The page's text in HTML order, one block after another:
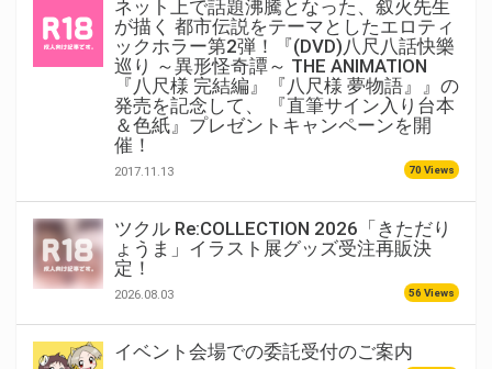
ネット上で話題沸騰となった、叙火先生
が描く 都市伝説をテーマとしたエロティ
ックホラー第2弾！『(DVD)八尺八話快樂
巡り ～異形怪奇譚～ THE ANIMATION
『八尺様 完結編』『八尺様 夢物語』』の
発売を記念して、 『直筆サイン入り台本
＆色紙』プレゼントキャンペーンを開
催！
2017.11.13 70 Views
ツクル Re:COLLECTION 2026「きただり
ょうま」イラスト展グッズ受注再販決
定！
2026.08.03 56 Views
イベント会場での委託受付のご案内